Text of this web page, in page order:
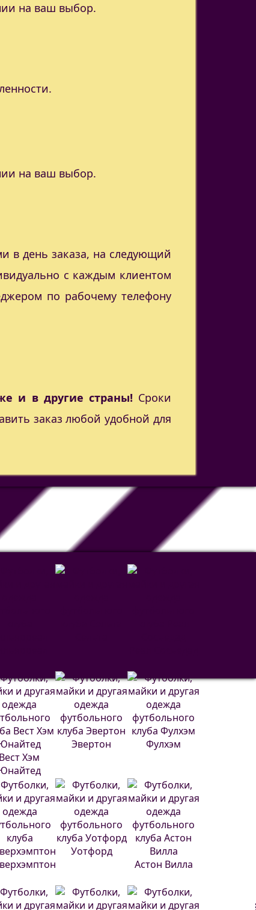
на ваш выбор.
на ваш выбор.
в день заказа, на следующий
с каждым клиентом
по рабочему телефону
и в другие страны! Сроки
заказ любой удобной для
Вест Хэм
Эвертон Фулхэм
Уотфорд
Астон Вилла